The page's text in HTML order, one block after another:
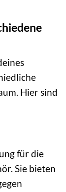
Hier sind
für die
Sie bieten